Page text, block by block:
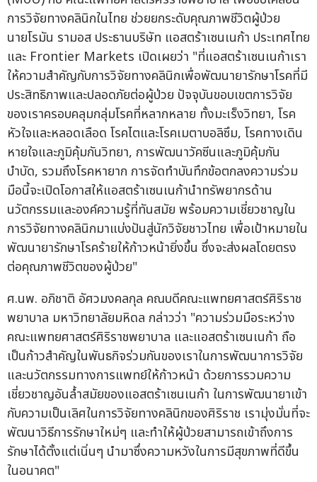
นายโรมัน รามอส ประธานบริษัท แอสตร้าเซนเนก้า ประเทศไทย
และ Frontier Markets เปิดเผยว่า "ที่แอสตร้าเซนเนก้าเรา
ให้ความสำคัญกับการวิจัยทางคลินิกเพื่อพัฒนายารักษาโรคที่มี
ประสิทธิภาพและปลอดภัยต่อผู้ป่วย ปัจจุบันขอบเขตการวิจัย
ของเราครอบคลุมกลุ่มโรคที่หลากหลาย ทั้งมะเร็งวิทยา, โรค
หัวใจและหลอดเลือด โรคไตและโรคเมตาบอลิซึม, โรคทางเดิน
หายใจและภูมิคุ้มกันวิทยา, การพัฒนาวัคซีนและภูมิคุ้มกัน
บำบัด, รวมถึงโรคหายาก การจัดทำบันทึกข้อตกลงความร่วม
มือนี้จะเปิดโอกาสให้แอสตร้าเซนเนก้านำทรัพยากรด้าน
นวัตกรรมและองค์ความรู้ที่ทันสมัย พร้อมความเชี่ยวชาญใน
การวิจัยทางคลินิกมาแบ่งปันสู่นักวิจัยชาวไทย เพื่อเป้าหมายใน
พัฒนายารักษาโรคร้ายให้ก้าวหน้ายิ่งขึ้น ซึ่งจะส่งผลโดยตรง
ต่อคุณภาพชีวิตของผู้ป่วย"
ศ.นพ. อภิชาติ อัศวมงคลกุล คณบดีคณะแพทยศาสตร์ศิริราช
พยาบาล มหาวิทยาลัยมหิดล กล่าวว่า "ความร่วมมือระหว่าง
คณะแพทยศาสตร์ศิริราชพยาบาล และแอสตร้าเซนเนก้า ถือ
เป็นก้าวสำคัญในพันธกิจร่วมกันของเราในการพัฒนาการวิจัย
และนวัตกรรมทางการแพทย์ให้ก้าวหน้า ด้วยการรวมความ
เชี่ยวชาญอันล้ำสมัยของแอสตร้าเซนเนก้า ในการพัฒนายาเข้า
กับความเป็นเลิศในการวิจัยทางคลินิกของศิริราช เรามุ่งมั่นที่จะ
พัฒนาวิธีการรักษาใหม่ๆ และทำให้ผู้ป่วยสามารถเข้าถึงการ
รักษาได้ตั้งแต่เนิ่นๆ นำมาซึ่งความหวังในการมีสุขภาพที่ดีขึ้น
ในอนาคต"